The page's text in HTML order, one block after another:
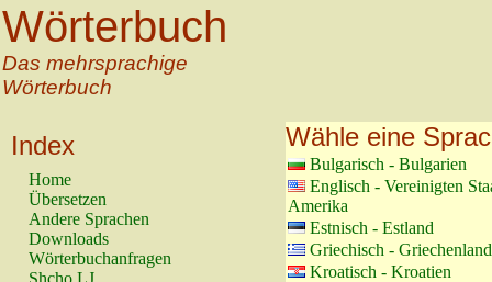
Wörterbuch
Das mehrsprachige
Wörterbuch
Index
Home
Übersetzen
Andere Sprachen
Downloads
Wörterbuchanfragen
Shcho LJ
Wähle eine
Bulgarisch - Bulgarien
Englisch - Vereinigten
Amerika
Estnisch - Estland
Griechisch - Griechenland
Kroatisch - Kroatien